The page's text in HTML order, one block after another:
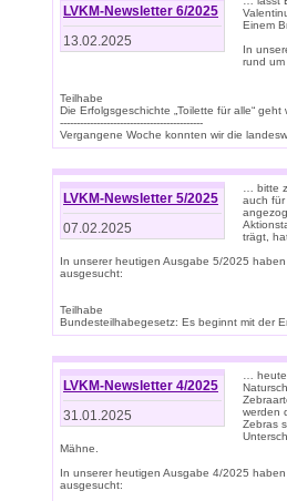
LVKM-Newsletter 6/2025
13.02.2025
Einem
In
rund
Teilhabe
Die Erfolgsgeschichte „Toilette für alle“
-------------------------------------------
Vergangene Woche konnten wir die
LVKM-Newsletter 5/2025
07.02.2025
… bitte
auch für
trägt,
In unserer heutigen Ausgabe 5/2025
ausgesucht:
Teilhabe
Bundesteilhabegesetz: Es beginnt mit der
LVKM-Newsletter 4/2025
31.01.2025
…
werden
Zebras
Mähne.
In unserer heutigen Ausgabe 4/2025
ausgesucht: